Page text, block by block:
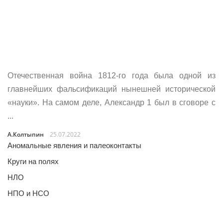
Отечественная война 1812-го года была одной из
главнейших фальсификаций нынешней исторической
«науки». На самом деле, Александр 1 был в сговоре с
...
А.Колтыпин
25.07.2022
Аномальные явления и палеоконтакты
Круги на полях
НЛО
НПО и НСО